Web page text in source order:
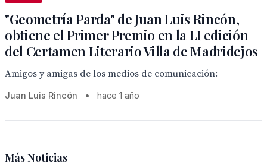
"Geometría Parda" de Juan Luis Rincón,
obtiene el Primer Premio en la LI edición
del Certamen Literario Villa de Madridejos
Amigos y amigas de los medios de comunicación:
Juan Luis Rincón • hace 1 año
Más Noticias